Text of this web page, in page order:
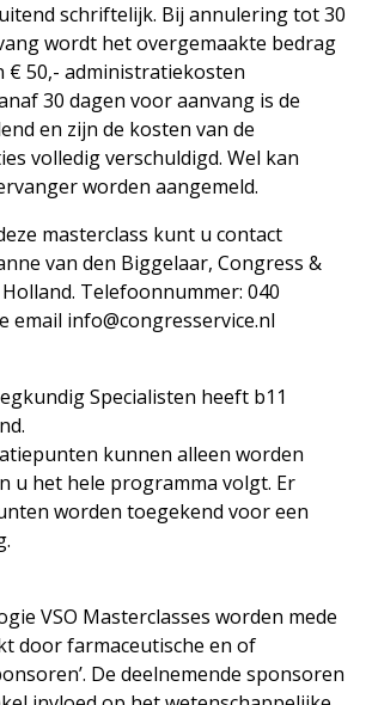
schriftelijk. Bij annulering tot 30
wordt het overgemaakte bedrag
€ 50,- administratiekosten
30 dagen voor aanvang is de
en zijn de kosten van de
volledig verschuldigd. Wel kan
worden aangemeld.
masterclass kunt u contact
van den Biggelaar, Congress &
Telefoonnummer: 040
email info@congresservice.nl
Specialisten heeft b11
kunnen alleen worden
u het hele programma volgt. Er
worden toegekend voor een
VSO Masterclasses worden mede
door farmaceutische en of
De deelnemende sponsoren